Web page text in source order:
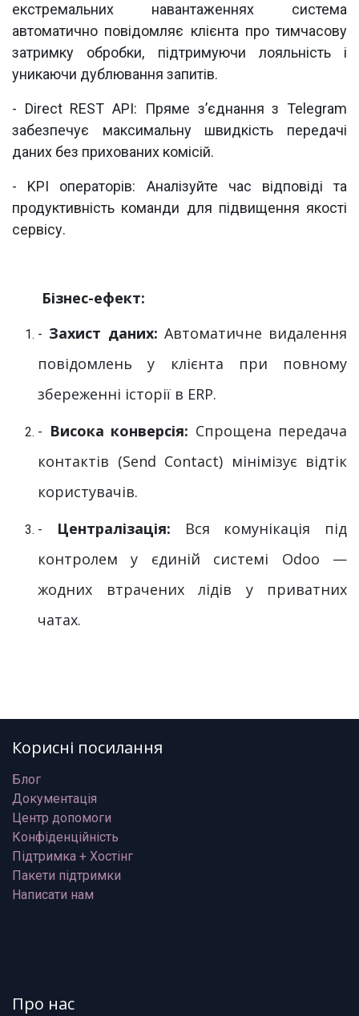
екстремальних навантаженнях система
автоматично повідомляє клієнта про тимчасову
затримку обробки, підтримуючи лояльність і
уникаючи дублювання запитів.
- Direct REST API: Пряме з’єднання з Telegram
забезпечує максимальну швидкість передачі
даних без прихованих комісій.
- KPI операторів: Аналізуйте час відповіді та
продуктивність команди для підвищення якості
сервісу.
​Бізнес-ефект:
- Захист даних: Автоматичне видалення
повідомлень у клієнта при повному
збереженні історії в ERP.
- Висока конверсія: Спрощена передача
контактів (Send Contact) мінімізує відтік
користувачів.
- Централізація: Вся комунікація під
контролем у єдиній системі Odoo —
жодних втрачених лідів у приватних
чатах.
Корисні посилання
Блог
Документація
Центр допомоги
Конфіденційність
Підтримка + Хостінг
Пакети підтримки
Написати нам
Про нас